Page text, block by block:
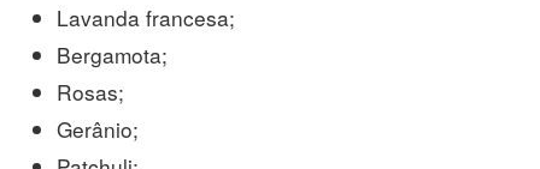
Lavanda francesa;
Bergamota;
Rosas;
Gerânio;